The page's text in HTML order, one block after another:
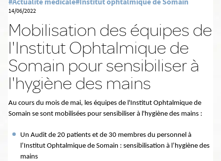
14/06/2022
Mobilisation des équipes de
l'Institut Ophtalmique de
Somain pour sensibiliser à
l'hygiène des mains
Au cours du mois de mai, les équipes de l'Institut Ophtalmique de
Somain se sont mobilisées pour sensibiliser à l'hygiène des mains :
Un Audit de 20 patients et de 30 membres du personnel à
l’Institut Ophtalmique de Somain : sensibilisation à l’hygiène des
mains